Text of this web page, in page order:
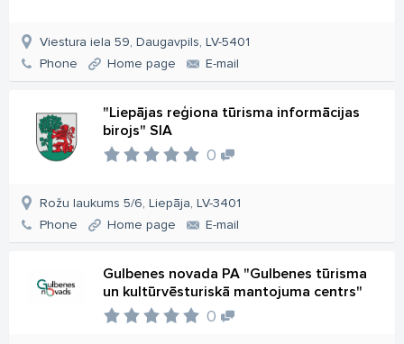
Viestura iela 59, Daugavpils, LV-5401
Phone
Home page E-mail
"Liepājas reģiona tūrisma informācijas
birojs" SIA
0
Rožu laukums 5/6, Liepāja, LV-3401
Phone
Home page E-mail
Gulbenes novada PA "Gulbenes tūrisma
un kultūrvēsturiskā mantojuma centrs"
0